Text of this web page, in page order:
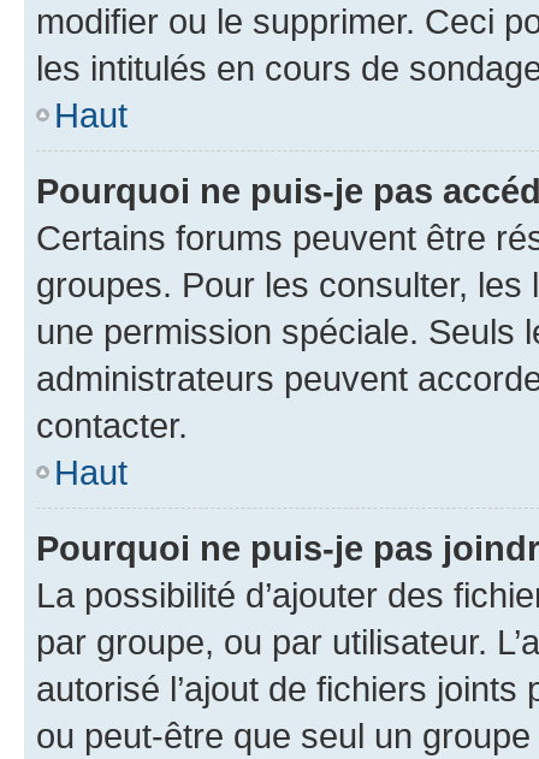
modifier ou le supprimer. Ceci
les intitulés en cours de
Haut
Pourquoi ne puis-je pas
Certains forums peuvent être
groupes. Pour les consulter,
une permission spéciale. Seuls
administrateurs peuvent
contacter.
Haut
Pourquoi ne puis-je pas
La possibilité d’ajouter des
par groupe, ou par utilisateur.
autorisé l’ajout de fichiers
ou peut-être que seul un